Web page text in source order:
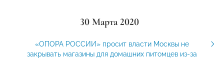
30 Марта 2020
«ОПОРА РОССИИ» просит власти Москвы не
закрывать магазины для домашних питомцев из-за